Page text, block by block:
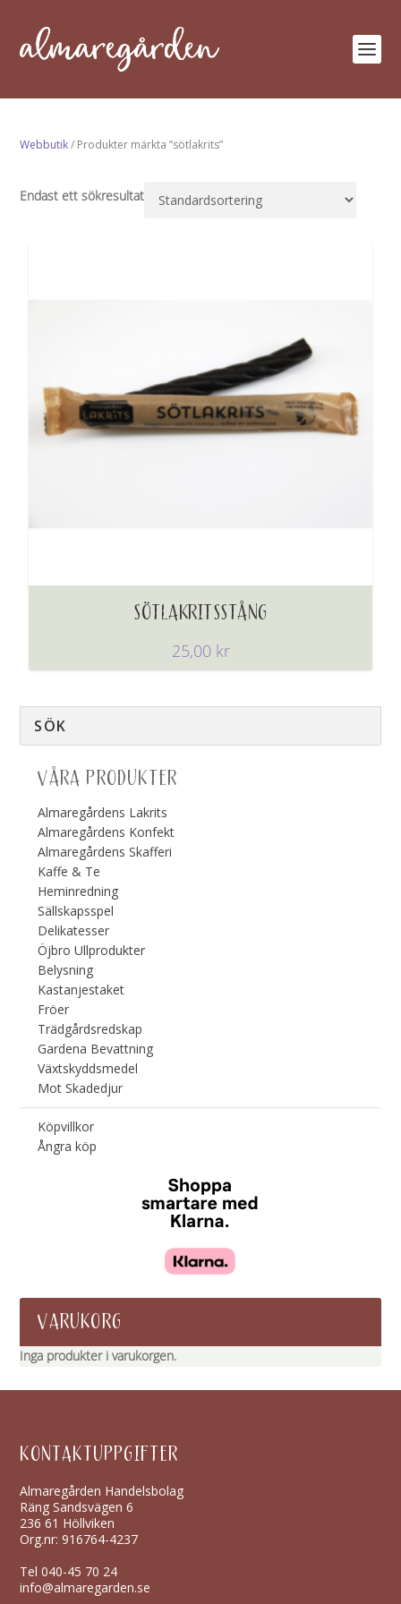
Webbutik/ Produkter märkta ”sötlakrits”
Endast ett sökresultat
SÖTLAKRITSSTÅNG
25,00 kr
VÅRA PRODUKTER
Almaregårdens Lakrits
Almaregårdens Konfekt
Almaregårdens Skafferi
Kaffe & Te
Heminredning
Sällskapsspel
Delikatesser
Öjbro Ullprodukter
Belysning
Kastanjestaket
Fröer
Trädgårdsredskap
Gardena Bevattning
Växtskyddsmedel
Mot Skadedjur
Köpvillkor
Ångra köp
VARUKORG
Inga produkter i varukorgen.
KONTAKTUPPGIFTER
Almaregården Handelsbolag
Räng Sandsvägen 6
236 61 Höllviken
Org.nr: 916764-4237
Tel040-45 70 24
info@almaregarden.se